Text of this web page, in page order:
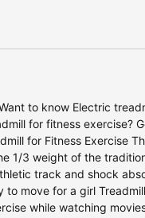
to know Electric
for fitness exercise?
for Fitness Exercise
1/3 weight of the
track and shock
to move for a girl
while watching